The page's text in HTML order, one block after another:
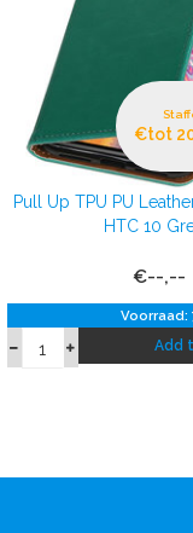
€tot
Pull Up TPU PU
HTC 10
€--,--
Voorraad:
Add